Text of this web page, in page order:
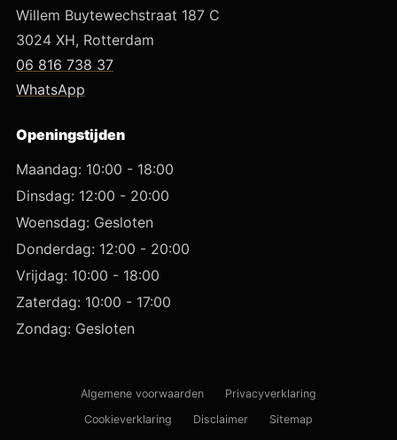
Willem Buytewechstraat 187 C
3024 XH, Rotterdam
06 816 738 37
WhatsApp
Openingstijden
Maandag: 10:00 - 18:00
Dinsdag: 12:00 - 20:00
Woensdag: Gesloten
Donderdag: 12:00 - 20:00
Vrijdag: 10:00 - 18:00
Zaterdag: 10:00 - 17:00
Zondag: Gesloten
Algemene voorwaarden
Privacyverklaring
Cookieverklaring
Disclaimer Sitemap